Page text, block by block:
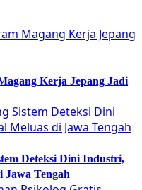
Kerja Jepang Jadi
Deteksi Dini Industri,
Jawa Tengah